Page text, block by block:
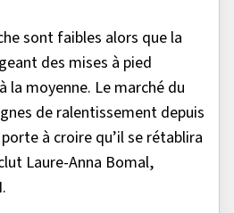
sont faibles alors que la
des mises à pied
la moyenne. Le marché du
de ralentissement depuis
à croire qu’il se rétablira
Laure-Anna Bomal,